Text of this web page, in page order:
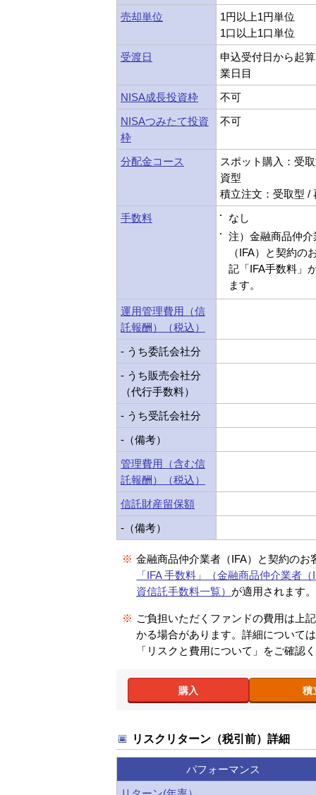
売却単位
1円以上1円単位
1口以上1口単位
受渡日
申込受付日から起
業日目
NISA成長投資枠
不可
NISAつみたて投資
枠
不可
分配金コース
スポット購入：受
資型
積立注文：受取型 /
手数料
なし
注）金融商品仲介
（IFA）と契約の
記「IFA手数料」
ます。
運用管理費用（信
託報酬）（税込）
- うち委託会社分
- うち販売会社分
（代行手数料）
- うち受託会社分
-（備考）
管理費用（含む信
託報酬）（税込）
信託財産留保額
-（備考）
※ 金融商品仲介業者（IFA）と契約のお
「IFA 手数料」（金融商品仲介業者
資信託手数料一覧） が適用されます。
※ ご負担いただくファンドの費用は上
かる場合があります。詳細について
「リスクと費用について」をご確認
購入 積
リスクリターン（税引前）詳細
パフォーマンス